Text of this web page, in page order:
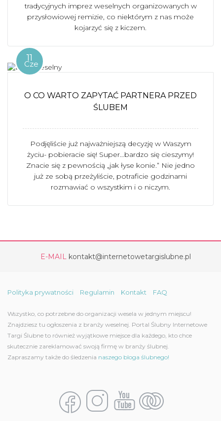
tradycyjnych imprez weselnych organizowanych w
przysłowiowej remizie, co niektórym z nas może
kojarzyć się z kiczem.
11
Cze
O CO WARTO ZAPYTAĆ PARTNERA PRZED
ŚLUBEM
Podjęliście już najważniejszą decyzję w Waszym
życiu- pobieracie się! Super…bardzo się cieszymy!
Znacie się z pewnością „jak łyse konie.” Nie jedno
już ze sobą przeżyliście, potraficie godzinami
rozmawiać o wszystkim i o niczym.
E-MAIL kontakt@internetowetargislubne.pl
Polityka prywatności Regulamin Kontakt FAQ
Wszystko, co potrzebne do organizacji wesela w jednym miejscu!
Znajdziesz tu ogłoszenia z branży weselnej. Portal Ślubny Internetowe
Targi Ślubne to również wyjątkowe miejsce dla każdego, kto chce
skutecznie zareklamować swoją firmę w branży ślubnej.
Zapraszamy także do śledzenia naszego bloga ślubnego!